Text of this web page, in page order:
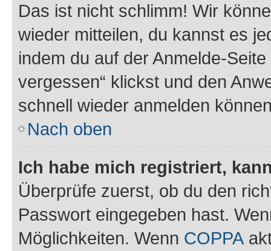
Das ist nicht schlimm! Wir
wieder mitteilen, du kannst es
indem du auf der Anmelde-
vergessen“ klickst und den
schnell wieder anmelden
Nach oben
Ich habe mich registriert,
Überprüfe zuerst, ob du den
Passwort eingegeben hast.
Möglichkeiten. Wenn COPPA